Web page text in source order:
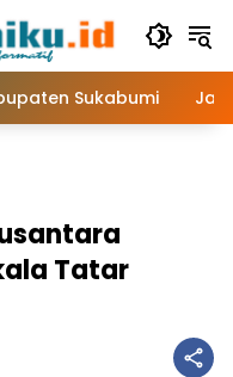
Sukabumi
Tatar